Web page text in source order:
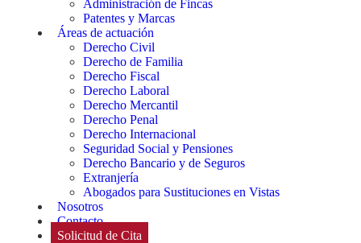
Administración de Fincas
Patentes y Marcas
Áreas de actuación
Derecho Civil
Derecho de Familia
Derecho Fiscal
Derecho Laboral
Derecho Mercantil
Derecho Penal
Derecho Internacional
Seguridad Social y Pensiones
Derecho Bancario y de Seguros
Extranjería
Abogados para Sustituciones en Vistas
Nosotros
Contacto
Solicitud de Cita